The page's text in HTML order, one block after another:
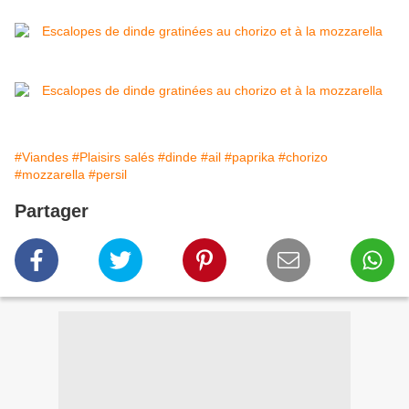
#Viandes #Plaisirs salés #dinde #ail #paprika #chorizo
#mozzarella #persil
Partager